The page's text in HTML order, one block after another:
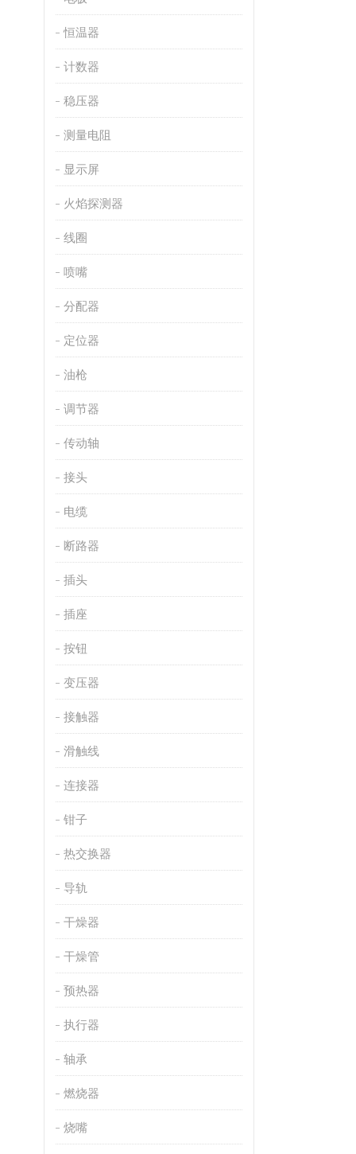
恒温器
计数器
稳压器
测量电阻
显示屏
火焰探测器
线圈
喷嘴
分配器
定位器
油枪
调节器
传动轴
接头
电缆
断路器
插头
插座
按钮
变压器
接触器
滑触线
连接器
钳子
热交换器
导轨
干燥器
干燥管
预热器
执行器
轴承
燃烧器
烧嘴